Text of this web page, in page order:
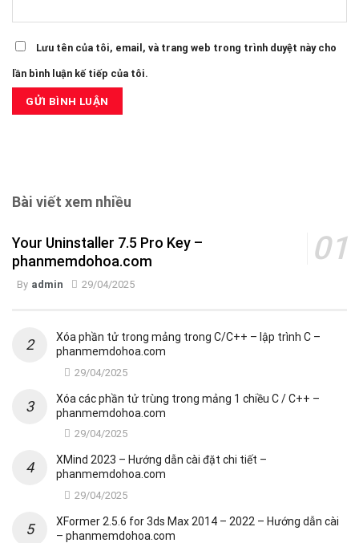
Lưu tên của tôi, email, và trang web trong trình duyệt này cho
lần bình luận kế tiếp của tôi.
Bài viết xem nhiều
Your Uninstaller 7.5 Pro Key –
phanmemdohoa.com
By admin 29/04/2025
Xóa phần tử trong mảng trong C/C++ – lập trình C –
phanmemdohoa.com
29/04/2025
Xóa các phần tử trùng trong mảng 1 chiều C / C++ –
phanmemdohoa.com
29/04/2025
XMind 2023 – Hướng dẫn cài đặt chi tiết –
phanmemdohoa.com
29/04/2025
XFormer 2.5.6 for 3ds Max 2014 – 2022 – Hướng dẫn cài
– phanmemdohoa.com